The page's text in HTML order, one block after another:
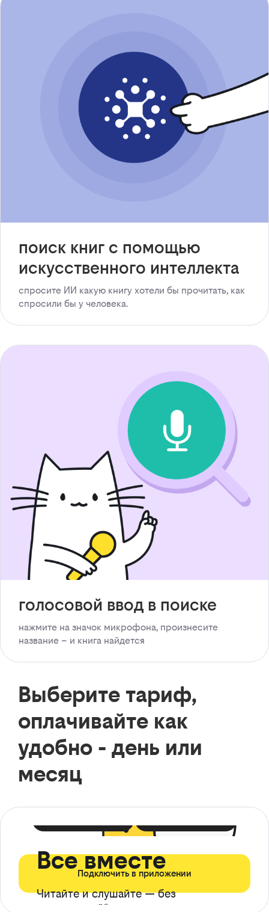
поиск книг с помощью
искусственного интеллекта
спросите ИИ какую книгу хотели бы прочитать, как
спросили бы у человека.
голосовой ввод в поиске
нажмите на значок микрофона, произнесите
название – и книга найдется
Выберите тариф,
оплачивайте как
удобно - день или
месяц
Все вместе
Читайте и слушайте — без
ограничений*
Подключить в приложении